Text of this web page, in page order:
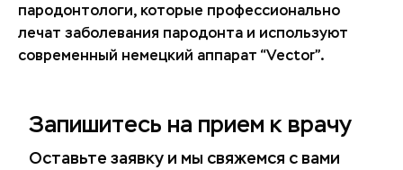
пародонтологи, которые профессионально
лечат заболевания пародонта и используют
современный немецкий аппарат “Vector”.
Запишитесь на прием к врачу
Оставьте заявку и мы свяжемся с вами